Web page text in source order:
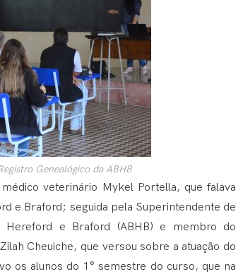
Genealógico da ABHB
veterinário Mykel Portella, que falava
e Braford; seguida pela Superintendente de
Hereford e Braford (ABHB) e membro do
Cheuiche, que versou sobre a atuação do
os alunos do 1° semestre do curso, que na